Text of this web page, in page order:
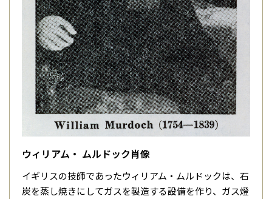
ウィリアム・ ムルドック肖像
イギリスの技師であったウィリアム・ムルドックは、石
炭を蒸し焼きにしてガスを製造する設備を作り、ガス燈